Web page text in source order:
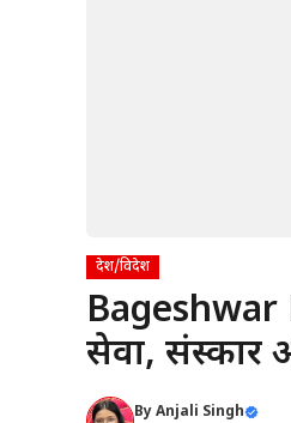
देश/विदेश
Bageshwar
सेवा, संस्कार
ByAnjali Singh